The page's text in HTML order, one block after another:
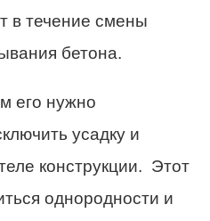
в течение смены
бетона.
его нужно
усадку и
конструкции. Этот
однородности и